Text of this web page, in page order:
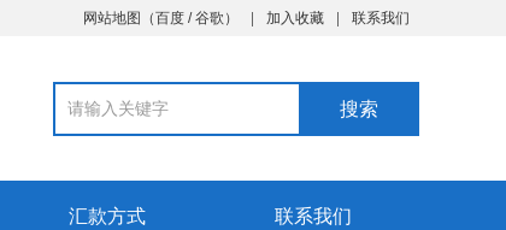
网站地图 （百度 /谷歌 ） 加入收藏 联系我们
汇款方式 联系我们